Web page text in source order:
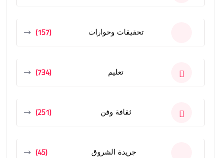
تحقيقات وحوارات (157)
تعليم (734)
ثقافة وفن (251)
جريدة الشروق (45)